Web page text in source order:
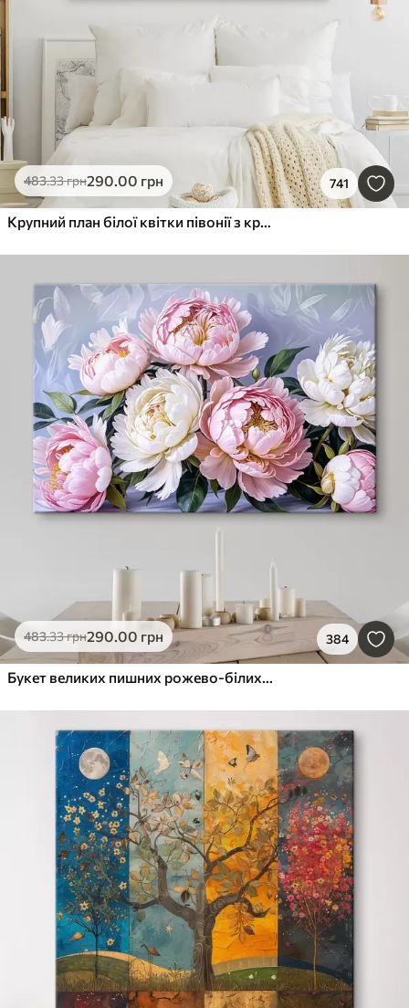
483.33грн290.00 грн 741
Крупний план білої квітки півонії з крапельками води на пелюстках на розмитому фоні
483.33грн290.00 грн 384
Букет великих пишних рожево-білих квітів півонії із зеленим листям на м’якому розмитому фоні